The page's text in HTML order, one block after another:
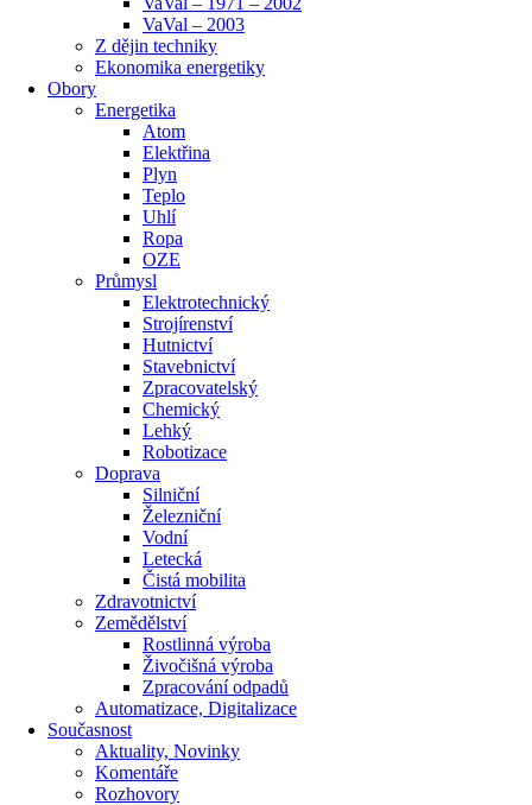
VaVal – 2003
Z dějin techniky
Ekonomika energetiky
Obory
Energetika
Atom
Elektřina
Plyn
Teplo
Uhlí
Ropa
OZE
Průmysl
Elektrotechnický
Strojírenství
Hutnictví
Stavebnictví
Zpracovatelský
Chemický
Lehký
Robotizace
Doprava
Silniční
Železniční
Vodní
Letecká
Čistá mobilita
Zdravotnictví
Zemědělství
Rostlinná výroba
Živočišná výroba
Zpracování odpadů
Automatizace, Digitalizace
Současnost
Aktuality, Novinky
Komentáře
Rozhovory